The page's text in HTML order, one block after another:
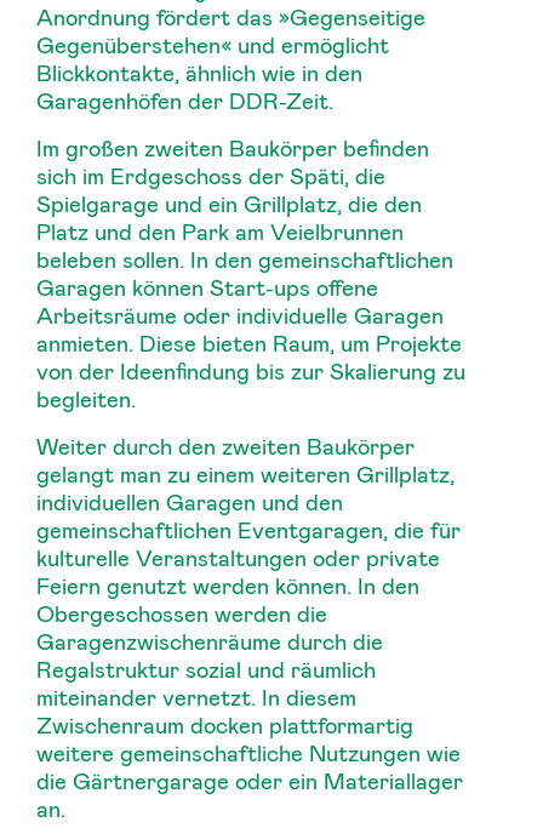
Anordnung fördert das »Gegenseitige
Gegenüberstehen« und ermöglicht
Blickkontakte, ähnlich wie in den
Garagenhöfen der DDR-Zeit.
Im großen zweiten Baukörper befinden
sich im Erdgeschoss der Späti, die
Spielgarage und ein Grillplatz, die den
Platz und den Park am Veielbrunnen
beleben sollen. In den gemeinschaftlichen
Garagen können Start-ups offene
Arbeitsräume oder individuelle Garagen
anmieten. Diese bieten Raum, um Projekte
von der Ideenfindung bis zur Skalierung zu
begleiten.
Weiter durch den zweiten Baukörper
gelangt man zu einem weiteren Grillplatz,
individuellen Garagen und den
gemeinschaftlichen Eventgaragen, die für
kulturelle Veranstaltungen oder private
Feiern genutzt werden können. In den
Obergeschossen werden die
Garagenzwischenräume durch die
Regalstruktur sozial und räumlich
miteinander vernetzt. In diesem
Zwischenraum docken plattformartig
weitere gemeinschaftliche Nutzungen wie
die Gärtnergarage oder ein Materiallager
an.